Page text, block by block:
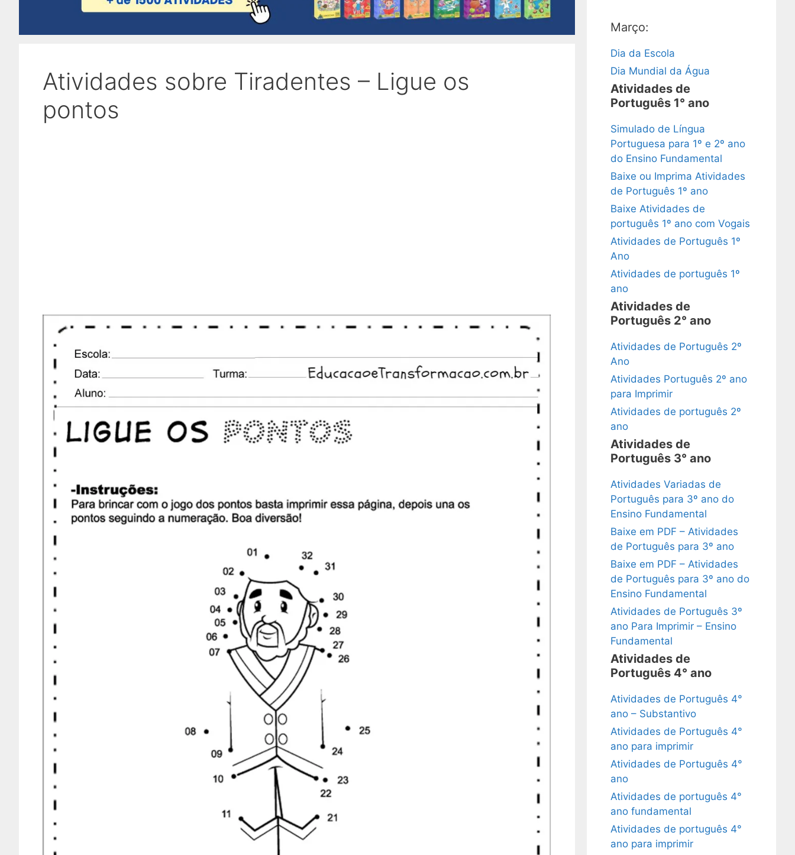
Atividades sobre Tiradentes – Ligue os
pontos
Março:
Dia da Escola
Dia Mundial da Água
Atividades de
Português 1° ano
Simulado de Língua
Portuguesa para 1º e 2º ano
do Ensino Fundamental
Baixe ou Imprima Atividades
de Português 1º ano
Baixe Atividades de
português 1º ano com Vogais
Atividades de Português 1º
Ano
Atividades de português 1º
ano
Atividades de
Português 2° ano
Atividades de Português 2º
Ano
Atividades Português 2º ano
para Imprimir
Atividades de português 2º
ano
Atividades de
Português 3° ano
Atividades Variadas de
Português para 3º ano do
Ensino Fundamental
Baixe em PDF – Atividades
de Português para 3º ano
Baixe em PDF – Atividades
de Português para 3º ano do
Ensino Fundamental
Atividades de Português 3º
ano Para Imprimir – Ensino
Fundamental
Atividades de
Português 4° ano
Atividades de Português 4°
ano – Substantivo
Atividades de Português 4°
ano para imprimir
Atividades de Português 4°
ano
Atividades de português 4°
ano fundamental
Atividades de português 4°
ano para imprimir